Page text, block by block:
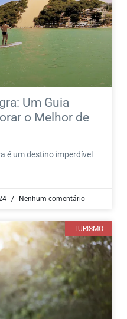
Um Guia
o Melhor de
é um destino imperdível
Nenhum comentário
TURISMO